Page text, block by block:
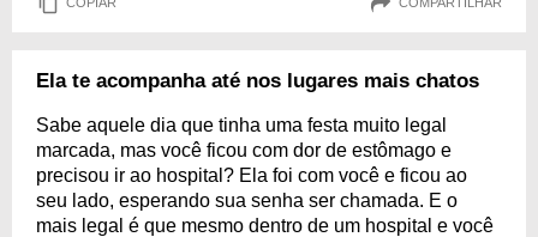
Ela te acompanha até nos lugares mais chatos
Sabe aquele dia que tinha uma festa muito legal
marcada, mas você ficou com dor de estômago e
precisou ir ao hospital? Ela foi com você e ficou ao
seu lado, esperando sua senha ser chamada. E o
mais legal é que mesmo dentro de um hospital e você